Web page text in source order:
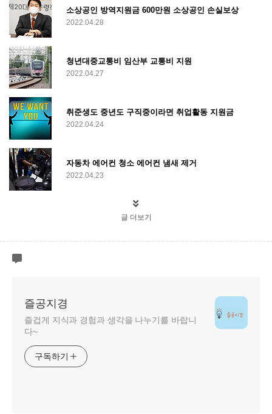
소상공인 방역지원금 600만원 소상공인 손실보상
2022.04.28
청년대중교통비 임산부 교통비 지원
2022.04.27
취준생도 중년도 구직중이라면 취업활동 지원금
2022.04.24
자동차 에어컨 청소 에어컨 냄새 제거
2022.04.23
글 더보기
즐공지경
즐겁게 지식과 경험과 생각을 나누기를 바랍니
다~
구독하기